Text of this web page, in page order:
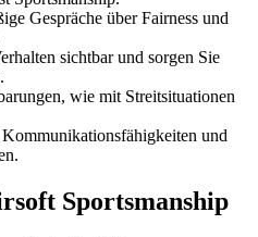
Gespräche über Fairness und
sichtbar und sorgen Sie
wie mit Streitsituationen
und
Sportsmanship